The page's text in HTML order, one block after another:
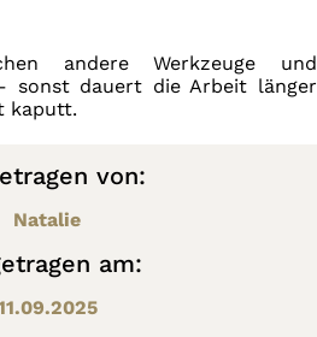
andere Werkzeuge und
sonst dauert die Arbeit länger
kaputt.
von:
Natalie
am: